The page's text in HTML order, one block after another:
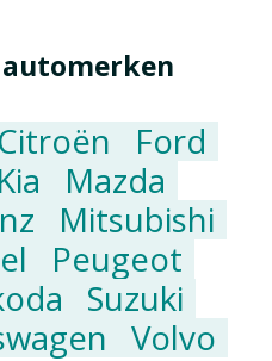
Citroën
Ford
Kia
Mazda
Mitsubishi
Peugeot
Suzuki
Volvo